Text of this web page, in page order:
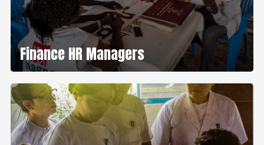
Finance HR Managers